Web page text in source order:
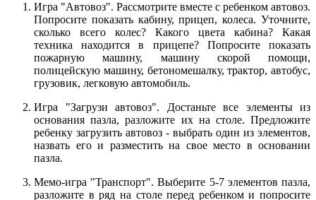
Игра "Автовоз". Рассмотрите вместе с ребенком автовоз.
Попросите показать кабину, прицеп, колеса. Уточните,
сколько всего колес? Какого цвета кабина? Какая
техника находится в прицепе? Попросите показать
пожарную машину, машину скорой помощи,
полицейскую машину, бетономешалку, трактор, автобус,
грузовик, легковую автомобиль.
Игра "Загрузи автовоз". Достаньте все элементы из
основания пазла, разложите их на столе. Предложите
ребенку загрузить автовоз - выбрать один из элементов,
назвать его и разместить на свое место в основании
пазла.
Мемо-игра "Транспорт". Выберите 5-7 элементов пазла,
разложите в ряд на столе перед ребенком и попросите